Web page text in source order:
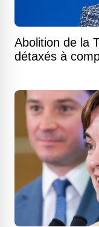
Abolition de la
détaxés à